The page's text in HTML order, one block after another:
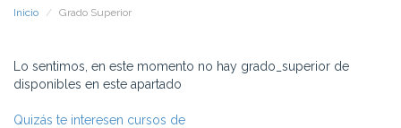
Inicio Grado Superior
Lo sentimos, en este momento no hay grado_superior de
disponibles en este apartado
Quizás te interesen cursos de